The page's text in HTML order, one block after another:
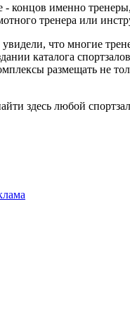
концов именно
тренера или
что многие
каталога
размещать не
здесь любой